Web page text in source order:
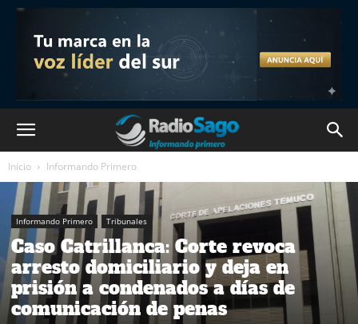
Inicio Informando Primero
Informando Primero Tribunales
Caso Catrillanca: Corte revoca
arresto domiciliario y deja en
prisión a condenados a días de
comunicación de penas